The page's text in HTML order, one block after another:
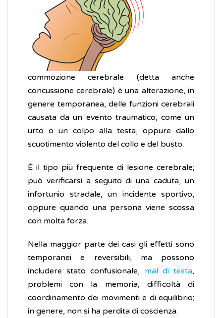
commozione cerebrale (detta anche
concussione cerebrale) è una alterazione, in
genere temporanea, delle funzioni cerebrali
causata da un evento traumatico, come un
urto o un colpo alla testa, oppure dallo
scuotimento violento del collo e del busto.
È il tipo più frequente di lesione cerebrale;
può verificarsi a seguito di una caduta, un
infortunio stradale, un incidente sportivo,
oppure quando una persona viene scossa
con molta forza.
Nella maggior parte dei casi gli effetti sono
temporanei e reversibili, ma possono
includere stato confusionale, mal di testa,
problemi con la memoria, difficoltà di
coordinamento dei movimenti e di equilibrio;
in genere, non si ha perdita di coscienza.